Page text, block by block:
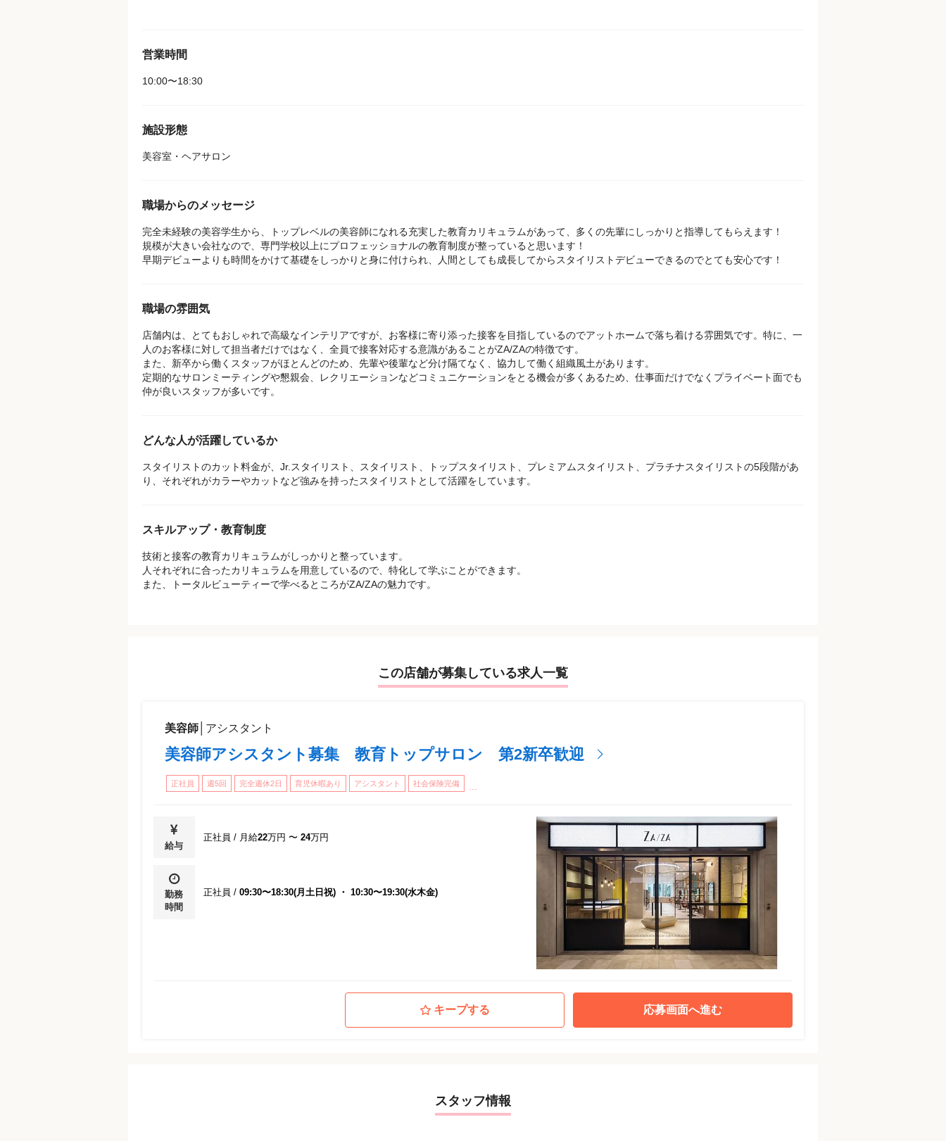
営業時間
10:00〜18:30
施設形態
美容室・ヘアサロン
職場からのメッセージ
完全未経験の美容学生から、トップレベルの美容師になれる充実した教育カリキュラムがあって、多くの先輩にしっかりと指導してもらえます！
規模が大きい会社なので、専門学校以上にプロフェッショナルの教育制度が整っていると思います！
早期デビューよりも時間をかけて基礎をしっかりと身に付けられ、人間としても成長してからスタイリストデビューできるのでとても安心です！
職場の雰囲気
店舗内は、とてもおしゃれで高級なインテリアですが、お客様に寄り添った接客を目指しているのでアットホームで落ち着ける雰囲気です。特に、一
人のお客様に対して担当者だけではなく、全員で接客対応する意識があることがZA/ZAの特徴です。
また、新卒から働くスタッフがほとんどのため、先輩や後輩など分け隔てなく、協力して働く組織風土があります。
定期的なサロンミーティングや懇親会、レクリエーションなどコミュニケーションをとる機会が多くあるため、仕事面だけでなくプライベート面でも
仲が良いスタッフが多いです。
どんな人が活躍しているか
スタイリストのカット料金が、Jr.スタイリスト、スタイリスト、トップスタイリスト、プレミアムスタイリスト、プラチナスタイリストの5段階があ
り、それぞれがカラーやカットなど強みを持ったスタイリストとして活躍をしています。
スキルアップ・教育制度
技術と接客の教育カリキュラムがしっかりと整っています。
人それぞれに合ったカリキュラムを用意しているので、特化して学ぶことができます。
また、トータルビューティーで学べるところがZA/ZAの魅力です。
この店舗が募集している求人一覧
美容師 アシスタント
美容師アシスタント募集 教育トップサロン 第2新卒歓迎
正社員 週5回 完全週休2日 育児休暇あり アシスタント 社会保険完備 ...
給与
正社員 / 月給22万円 〜 24万円
勤務
時間
正社員 / 09:30〜18:30(月土日祝) ・ 10:30〜19:30(水木金)
キープする 応募画面へ進む
スタッフ情報